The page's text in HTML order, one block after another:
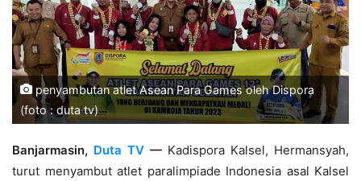
penyambutan atlet Asean Para Games oleh Dispora
(foto : duta tv)
Banjarmasin, Duta TV — Kadispora Kalsel, Hermansyah,
turut menyambut atlet paralimpiade Indonesia asal Kalsel